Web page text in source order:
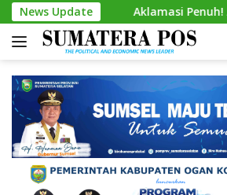
Skip
to
content
News Update
Aklamasi Penuh! Andie Dinialdie